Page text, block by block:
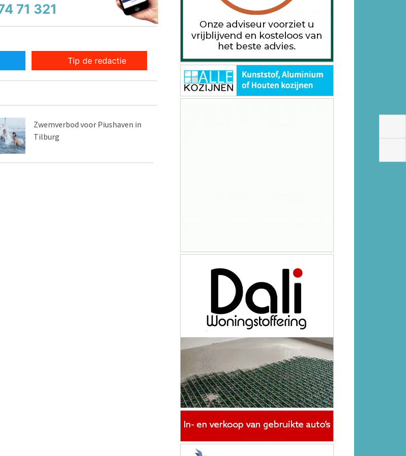
71 321
Tip de redactie
Zwemverbod voor Piushaven in
Tilburg